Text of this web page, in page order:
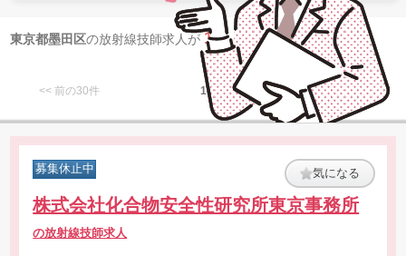
東京都墨田区の放射線技師求人が 1 件 見つかりました
<< 前の30件 1 次の30件 >>
募集休止中 気になる
株式会社化合物安全性研究所東京事務所
の放射線技師求人